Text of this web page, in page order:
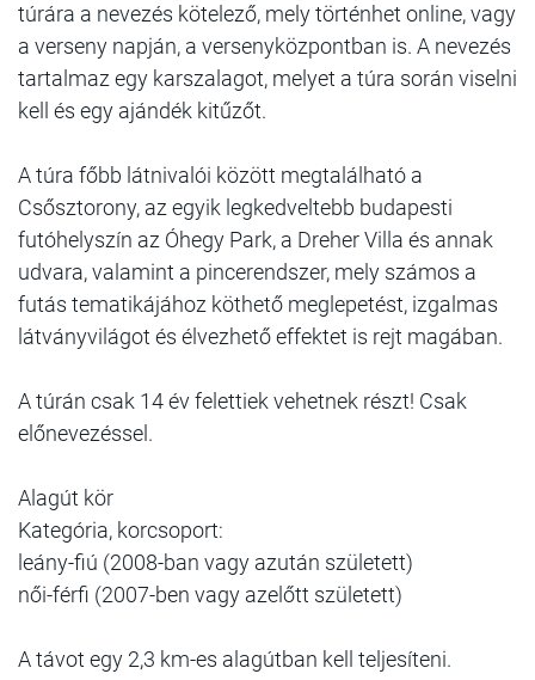
túrára a nevezés kötelező, mely történhet online, vagy
a verseny napján, a versenyközpontban is. A nevezés
tartalmaz egy karszalagot, melyet a túra során viselni
kell és egy ajándék kitűzőt.
A túra főbb látnivalói között megtalálható a
Csősztorony, az egyik legkedveltebb budapesti
futóhelyszín az Óhegy Park, a Dreher Villa és annak
udvara, valamint a pincerendszer, mely számos a
futás tematikájához köthető meglepetést, izgalmas
látványvilágot és élvezhető effektet is rejt magában.
A túrán csak 14 év felettiek vehetnek részt! Csak
előnevezéssel.
Alagút kör
Kategória, korcsoport:
leány-fiú (2008-ban vagy azután született)
női-férfi (2007-ben vagy azelőtt született)
A távot egy 2,3 km-es alagútban kell teljesíteni.